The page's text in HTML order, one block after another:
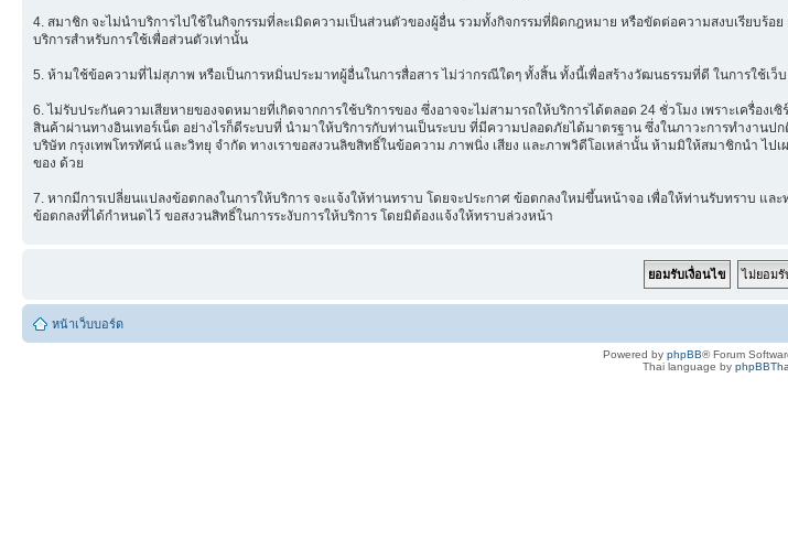
4. สมาชิก จะไม่นำบริการไปใช้ในกิจกรรมที่ละเมิดความเป็นส่วนตัวของผู้อื่น รวมทั้งกิจกรรมที่ผิดกฎหมาย หรือขัดต่อความสงบเรียบ
บริการสำหรับการใช้เพื่อส่วนตัวเท่านั้น
5. ห้ามใช้ข้อความที่ไม่สุภาพ หรือเป็นการหมิ่นประมาทผู้อื่นในการสื่อสาร ไม่ว่ากรณีใดๆ ทั้งสิ้น ทั้งนี้เพื่อสร้างวัฒนธรรมที่ดี ในการใช้เว็บ
6. ไม่รับประกันความเสียหายของจดหมายที่เกิดจากการใช้บริการของ ซึ่งอาจจะไม่สามารถให้บริการได้ตลอด 24 ชั่วโมง เพราะเครื่อ
สินค้าผ่านทางอินเทอร์เน็ต อย่างไรก็ดีระบบที่ นำมาให้บริการกับท่านเป็นระบบ ที่มีความปลอดภัยได้มาตรฐาน ซึ่งในภาวะการทำงาน
บริษัท กรุงเทพโทรทัศน์ และวิทยุ จำกัด ทางเราขอสงวนลิขสิทธิ์ในข้อความ ภาพนิ่ง เสียง และภาพวิดีโอเหล่านั้น ห้ามมิให้สมาชิกนำ ไ
ของ ด้วย
7. หากมีการเปลี่ยนแปลงข้อตกลงในการให้บริการ จะแจ้งให้ท่านทราบ โดยจะประกาศ ข้อตกลงใหม่ขึ้นหน้าจอ เพื่อให้ท่านรับทราบ แ
ข้อตกลงที่ได้กำหนดไว้ ขอสงวนสิทธิ์ในการระงับการให้บริการ โดยมิต้องแจ้งให้ทราบล่วงหน้า
หน้าเว็บบอร์ด
Powered by phpBB® Forum
Thai language by